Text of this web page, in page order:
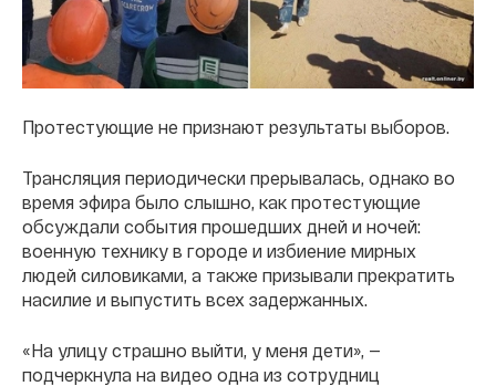
Протестующие не признают результаты выборов.
Трансляция периодически прерывалась, однако во
время эфира было слышно, как протестующие
обсуждали события прошедших дней и ночей:
военную технику в городе и избиение мирных
людей силовиками, а также призывали прекратить
насилие и выпустить всех задержанных.
«На улицу страшно выйти, у меня дети», —
подчеркнула на видео одна из сотрудниц